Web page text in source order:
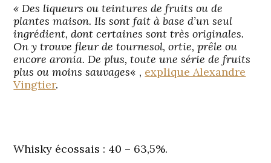
« Des liqueurs ou teintures de fruits ou de
plantes maison. Ils sont fait à base d’un seul
ingrédient, dont certaines sont très originales.
On y trouve fleur de tournesol, ortie, prêle ou
encore aronia. De plus, toute une série de fruits
plus ou moins sauvages« , explique Alexandre
Vingtier.
Whisky écossais : 40 – 63,5%.